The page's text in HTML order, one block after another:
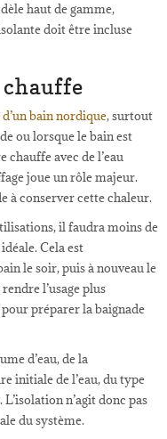
haut de gamme,
doit être incluse
bain nordique, surtout
ou lorsque le bain est
avec de l’eau
joue un rôle majeur.
à conserver cette chaleur.
il faudra moins de
Cela est
le soir, puis à nouveau le
l’usage plus
préparer la baignade
d’eau, de la
initiale de l’eau, du type
n’agit donc pas
du système.